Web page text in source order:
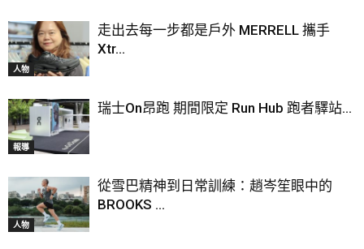
人物
走出去每一步都是戶外 MERRELL 攜手
Xtr...
報導
瑞士On昂跑 期間限定 Run Hub 跑者驛站...
人物
從雪巴精神到日常訓練：趙岑笙眼中的
BROOKS ...